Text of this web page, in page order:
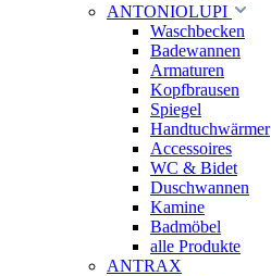
ANTONIOLUPI
Waschbecken
Badewannen
Armaturen
Kopfbrausen
Spiegel
Handtuchwärmer
Accessoires
WC & Bidet
Duschwannen
Kamine
Badmöbel
alle Produkte
ANTRAX